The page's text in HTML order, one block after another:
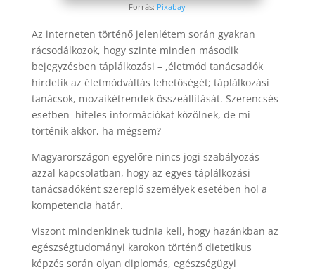
Forrás:Pixabay
Az interneten történő jelenlétem során gyakran
rácsodálkozok, hogy szinte minden második
bejegyzésben táplálkozási – ,életmód tanácsadók
hirdetik az életmódváltás lehetőségét; táplálkozási
tanácsok, mozaikétrendek összeállítását. Szerencsés
esetben hiteles információkat közölnek, de mi
történik akkor, ha mégsem?
Magyarországon egyelőre nincs jogi szabályozás
azzal kapcsolatban, hogy az egyes táplálkozási
tanácsadóként szereplő személyek esetében hol a
kompetencia határ.
Viszont mindenkinek tudnia kell, hogy hazánkban az
egészségtudományi karokon történő dietetikus
képzés során olyan diplomás, egészségügyi